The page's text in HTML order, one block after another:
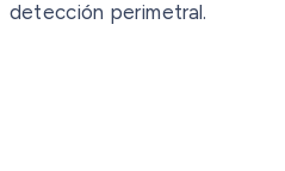
detección perimetral.